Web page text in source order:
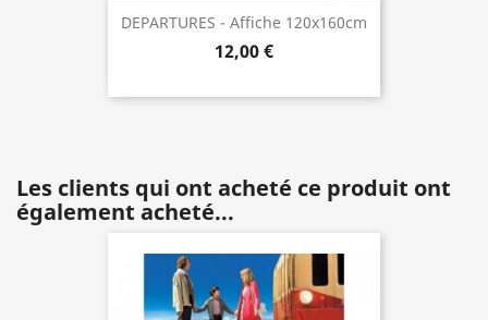
DEPARTURES - Affiche 120x160cm
12,00 €
Les clients qui ont acheté ce produit ont
également acheté...